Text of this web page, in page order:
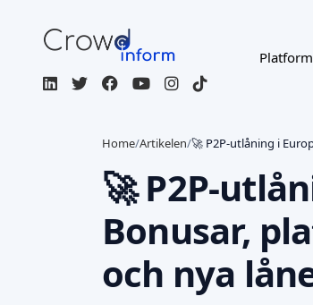
Home/Artikelen/🚀 P2P-utlåning i
🚀 P2P-
Bonusar,
och nya